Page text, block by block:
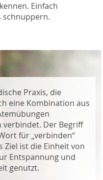
Einfach
schnuppern.
Praxis, die
eine Kombination aus
verbindet. Der Begriff
für „verbinden“
Ziel ist die Einheit von
Entspannung und
genutzt.